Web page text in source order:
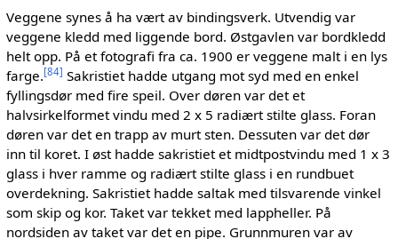
Veggene synes å ha vært av bindingsverk. Utvendig var
veggene kledd med liggende bord. Østgavlen var bordkledd
helt opp. På et fotografi fra ca. 1900 er veggene malt i en lys
farge.[84] Sakristiet hadde utgang mot syd med en enkel
fyllingsdør med fire speil. Over døren var det et
halvsirkelformet vindu med 2 x 5 radiært stilte glass. Foran
døren var det en trapp av murt sten. Dessuten var det dør
inn til koret. I øst hadde sakristiet et midtpostvindu med 1 x 3
glass i hver ramme og radiært stilte glass i en rundbuet
overdekning. Sakristiet hadde saltak med tilsvarende vinkel
som skip og kor. Taket var tekket med lappheller. På
nordsiden av taket var det en pipe. Grunnmuren var av